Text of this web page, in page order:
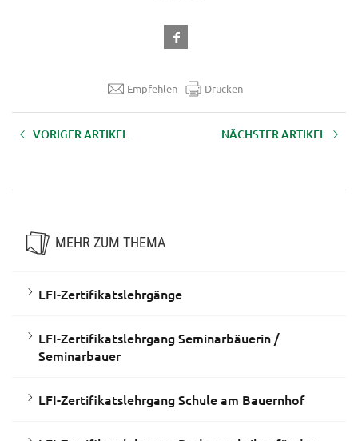
Empfehlen Drucken
VORIGER ARTIKEL NÄCHSTER ARTIKEL
MEHR ZUM THEMA
LFI-Zertifikatslehrgänge
LFI-Zertifikatslehrgang Seminarbäuerin /
Seminarbauer
LFI-Zertifikatslehrgang Schule am Bauernhof